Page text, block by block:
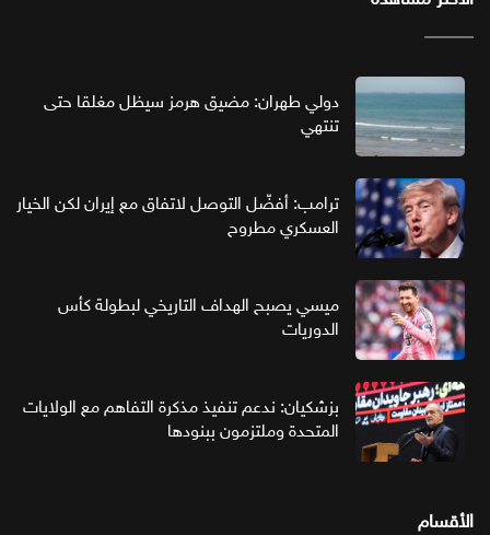
دولي طهران: مضيق هرمز سيظل مغلقا حتى
تنتهي
ترامب: أفضّل التوصل لاتفاق مع إيران لكن الخيار
العسكري مطروح
ميسي يصبح الهداف التاريخي لبطولة كأس
الدوريات
بزشكيان: ندعم تنفيذ مذكرة التفاهم مع الولايات
المتحدة وملتزمون ببنودها
الأقسام